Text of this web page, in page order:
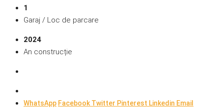
1
Garaj / Loc de parcare
2024
An construcție
WhatsApp FacebookTwitter Pinterest Linkedin Email